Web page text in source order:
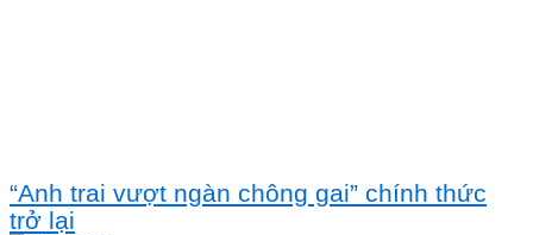
“Anh trai vượt ngàn chông gai” chính thức
trở lại